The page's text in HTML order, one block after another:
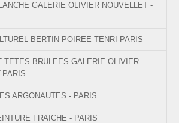
GALERIE OLIVIER NOUVELLET -
BERTIN POIREE TENRI-PARIS
TETES BRULEES GALERIE OLIVIER
PARIS
ARGONAUTES - PARIS
FRAICHE - PARIS